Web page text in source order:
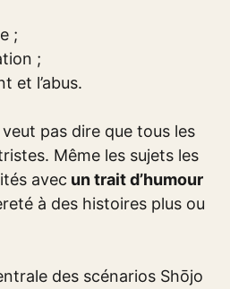
;
;
et l’abus.
pas dire que tous les
Même les sujets les
avec un trait d’humour
à des histoires plus ou
des scénarios Shōjo